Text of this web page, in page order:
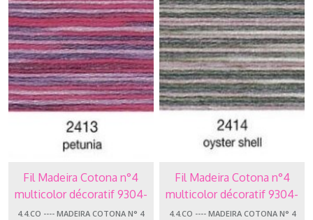
Fil Madeira Cotona n°4
multicolor décoratif 9304-
2413 Petunia
4.4.CO ---- MADEIRA COTONA N° 4
Fil Madeira Cotona n°4
multicolor décoratif 9304-
2414 Oyster shell
4.4.CO ---- MADEIRA COTONA N° 4